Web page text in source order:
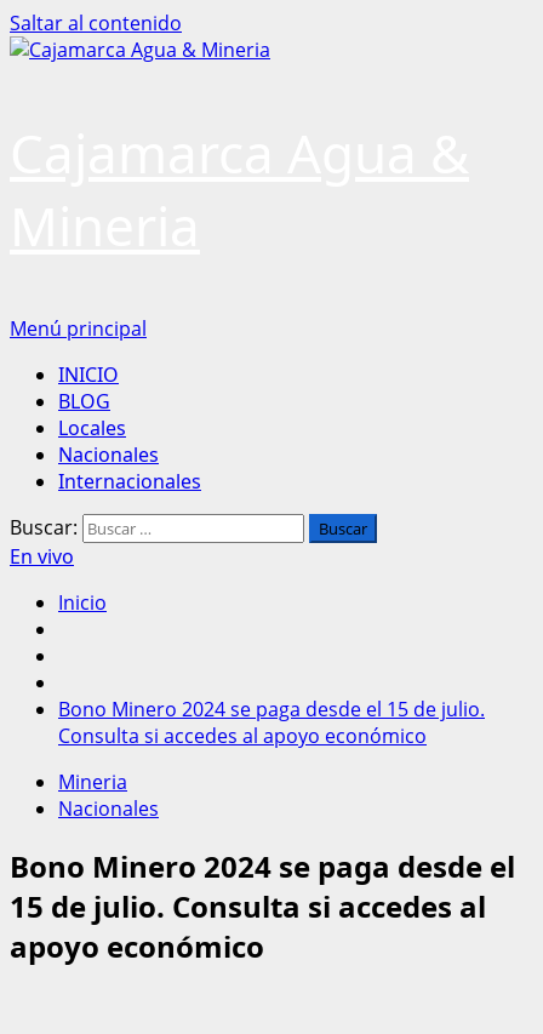
Saltar al contenido
Menú principal
INICIO
BLOG
Locales
Nacionales
Internacionales
Buscar:
En vivo
Inicio
Bono Minero 2024 se paga desde el 15 de julio.
Consulta si accedes al apoyo económico
Mineria
Nacionales
Bono Minero 2024 se paga desde el
15 de julio. Consulta si accedes al
apoyo económico